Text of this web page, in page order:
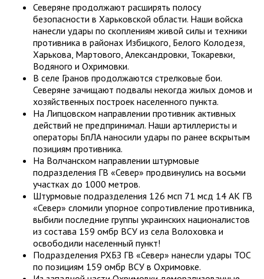
Северяне продолжают расширять полосу
безопасности в Харьковской области. Наши войска
нанесли удары по скоплениям живой силы и техники
противника в районах Избицкого, Белого Колодезя,
Харькова, Мартового, Александровки, Токаревки,
Водяного и Охримовки.
В селе Гранов продолжаются стрелковые бои.
Северяне зачищают подвалы некогда жилых домов и
хозяйственных построек населенного пункта.
На Липцовском направлении противник активных
действий не предпринимал. Наши артиллеристы и
операторы БпЛА наносили удары по ранее вскрытым
позициям противника.
На Волчанском направлении штурмовые
подразделения ГВ «Север» продвинулись на восьми
участках до 1000 метров.
Штурмовые подразделения 126 мсп 71 мсд 14 АК ГВ
«Север» сломили упорное сопротивление противника,
выбили последние группы украинских националистов
из состава 159 омбр ВСУ из села Волоховка и
освободили населенный пункт!
Подразделения РХБЗ ГВ «Север» нанесли удары ТОС
по позициям 159 омбр ВСУ в Охримовке.